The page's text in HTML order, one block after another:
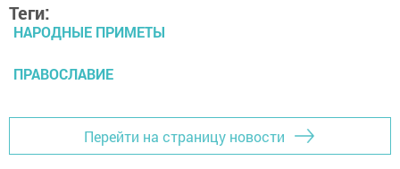
Теги:
НАРОДНЫЕ ПРИМЕТЫ
ПРАВОСЛАВИЕ
Перейти на страницу новости